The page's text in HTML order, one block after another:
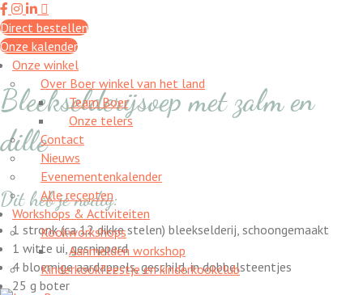
Direct bestellen
Onze kalender
Onze winkel
Over Boer winkel van het land
Team Boer
Onze telers
Contact
Nieuws
Evenementenkalender
Alle recepten
Workshops & Activiteiten
Kookworkshops
Aanmelden workshop
Kinderkookfeestje en kinderkookclub
Bleekselderijsoep met zalm en
dille
Dit heb je nodig:
1 stronk (ca 12 dikke stelen) bleekselderij, schoongemaakt
1 witte ui, gesnipperd
4 bloemige aardappels, geschild, in dobbelsteentjes
25 g boter